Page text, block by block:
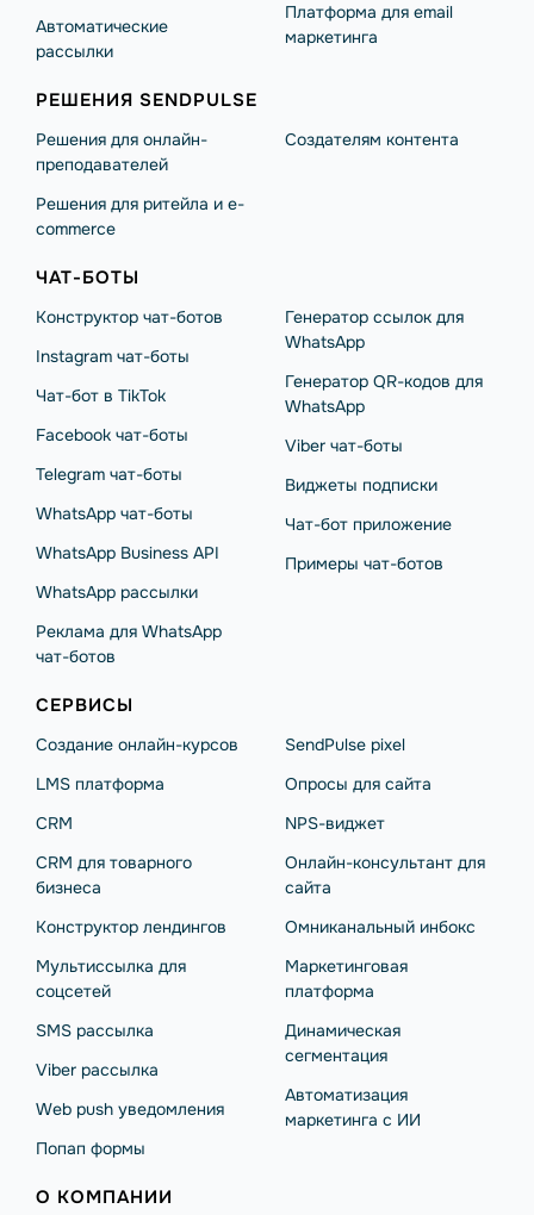
Автоматические
рассылки
Платформа для email
маркетинга
РЕШЕНИЯ SENDPULSE
Решения для онлайн-
преподавателей
Решения для ритейла и e-
commerce
Создателям контента
ЧАТ-БОТЫ
Конструктор чат-ботов
Instagram чат-боты
Чат-бот в TikTok
Facebook чат-боты
Telegram чат-боты
WhatsApp чат-боты
WhatsApp Business API
WhatsApp рассылки
Реклама для WhatsApp
чат-ботов
Генератор ссылок для
WhatsApp
Генератор QR-кодов для
WhatsApp
Viber чат-боты
Виджеты подписки
Чат-бот приложение
Примеры чат-ботов
СЕРВИСЫ
Создание онлайн-курсов
LMS платформа
CRM
CRM для товарного
бизнеса
Конструктор лендингов
Мультиссылка для
соцсетей
SMS рассылка
Viber рассылка
Web push уведомления
Попап формы
SendPulse pixel
Опросы для сайта
NPS-виджет
Онлайн-консультант для
сайта
Омниканальный инбокс
Маркетинговая
платформа
Динамическая
сегментация
Автоматизация
маркетинга с ИИ
О КОМПАНИИ